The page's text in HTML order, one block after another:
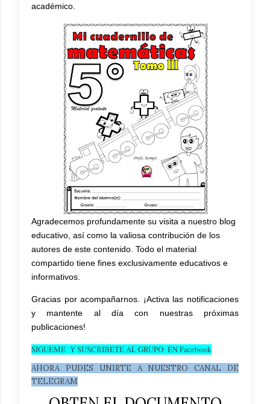
académico.
Agradecemos profundamente su visita a nuestro blog
educativo, así como la valiosa contribución de los
autores de este contenido. Todo el material
compartido tiene fines exclusivamente educativos e
informativos.
Gracias por acompañarnos. ¡Activa las notificaciones
y mantente al día con nuestras próximas
publicaciones!
SIGUEME Y SUSCRIBETE AL GRUPO EN Facebook
AHORA PUDES UNIRTE A NUESTRO CANAL DE
TELEGRAM